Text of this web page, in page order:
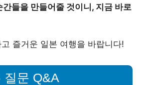
들을 만들어줄 것이니, 지금 바로
즐거운 일본 여행을 바랍니다!
질문 Q&A